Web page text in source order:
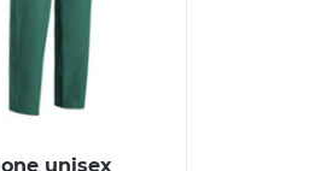
unisex